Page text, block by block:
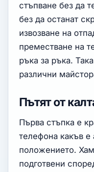
стъпване без да
без да останат
извозване на
преместване на
ръка за ръка.
различни
Пътят от
Първа стъпка е
телефона какъв е
положението.
подготвени